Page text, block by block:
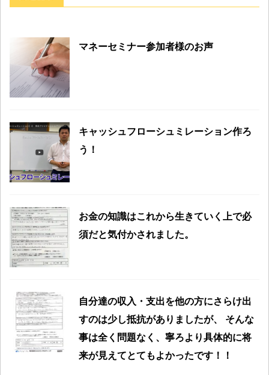
マネーセミナー参加者様のお声
キャッシュフローシュミレーション作ろ
う！
お金の知識はこれから生きていく上で必
須だと気付かされました。
自分達の収入・支出を他の方にさらけ出
すのは少し抵抗がありましたが、 そんな
事は全く問題なく、寧ろより具体的に将
来が見えてとてもよかったです！！